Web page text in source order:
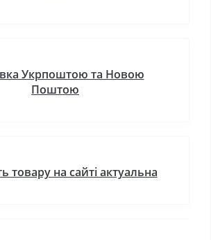
Укрпоштою та Новою
Поштою
товару на сайті актуальна